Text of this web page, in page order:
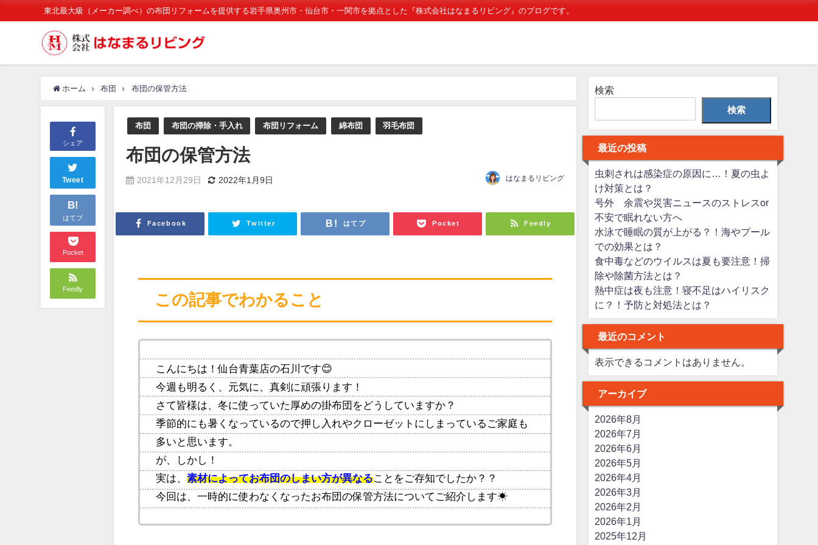
東北最大級（メーカー調べ）の布団リフォームを提供する岩手県奥州市・仙台市・一関市を拠点とした『株式会社はなまるリビング』のブログです。
ホーム 布団 布団の保管方法
シェア
Tweet
B!
はてブ
Pocket
Feedly
布団 布団の掃除・手入れ 布団リフォーム 綿布団 羽毛布団
布団の保管方法
2021年12月29日 2022年1月9日 はなまるリビング
Facebook Twitter はてブ Pocket Feedly
この記事でわかること
こんにちは！仙台青葉店の石川です😊
今週も明るく、元気に、真剣に頑張ります！
さて皆様は、冬に使っていた厚めの掛布団をどうしていますか？
季節的にも暑くなっているので押し入れやクローゼットにしまっているご家庭も
多いと思います。
が、しかし！
実は、 素材によってお布団のしまい方が異なることをご存知でしたか？？
今回は、一時的に使わなくなったお布団の保管方法についてご紹介します☀
検索
検索
最近の投稿
虫刺されは感染症の原因に…！夏の虫よ
け対策とは？
号外 余震や災害ニュースのストレスor
不安で眠れない方へ
水泳で睡眠の質が上がる？！海やプール
での効果とは？
食中毒などのウイルスは夏も要注意！掃
除や除菌方法とは？
熱中症は夜も注意！寝不足はハイリスク
に？！予防と対処法とは？
最近のコメント
表示できるコメントはありません。
アーカイブ
2026年8月
2026年7月
2026年6月
2026年5月
2026年4月
2026年3月
2026年2月
2026年1月
2025年12月